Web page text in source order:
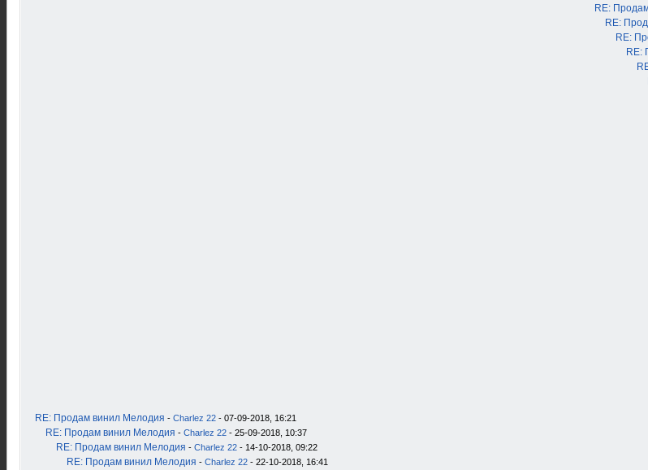
RE:
RE:
RE:
RE:
RE: Продам винил Мелодия - Charlez 22 - 07-09-2018, 16:21
RE: Продам винил Мелодия - Charlez 22 - 25-09-2018, 10:37
RE: Продам винил Мелодия - Charlez 22 - 14-10-2018, 09:22
RE: Продам винил Мелодия - Charlez 22 - 22-10-2018, 16:41